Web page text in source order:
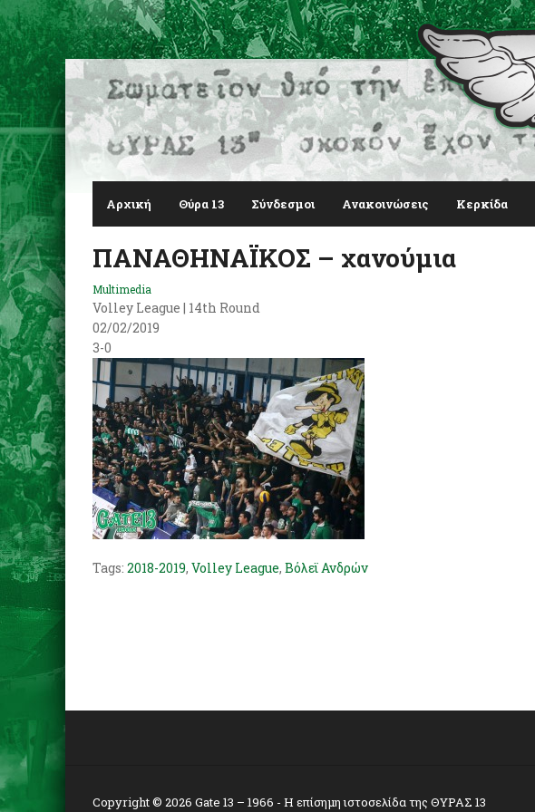
Αρχική Θύρα 13 Σύνδεσμοι Ανακοινώσεις Κερκίδα
ΠΑΝΑΘΗΝΑΪΚΟΣ – χανούμια
Multimedia
Volley League | 14th Round
02/02/2019
3-0
Tags: 2018-2019, Volley League, Βόλεϊ Ανδρών
Copyright © 2026 Gate 13 – 1966 - Η επίσημη ιστοσελίδα της ΘΥΡΑΣ 13